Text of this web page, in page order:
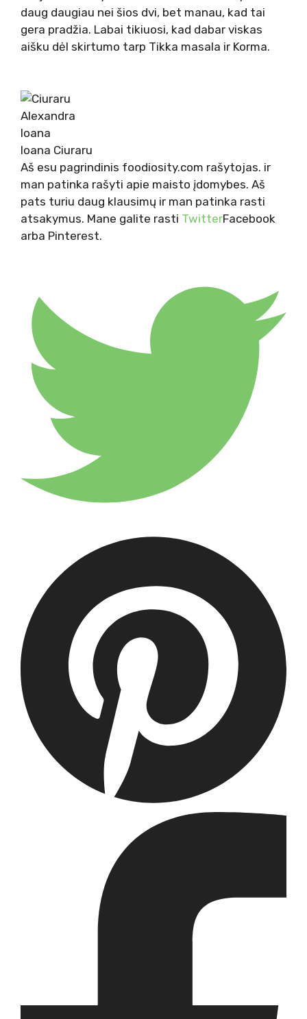
daug daugiau nei šios dvi, bet manau, kad tai
gera pradžia. Labai tikiuosi, kad dabar viskas
aišku dėl skirtumo tarp Tikka masala ir Korma.
Ioana Ciuraru
Aš esu pagrindinis foodiosity.com rašytojas. ir
man patinka rašyti apie maisto įdomybes. Aš
pats turiu daug klausimų ir man patinka rasti
atsakymus. Mane galite rasti TwitterFacebook
arba Pinterest.